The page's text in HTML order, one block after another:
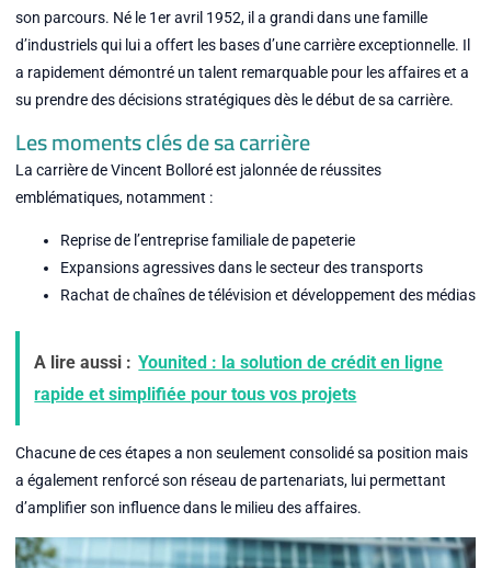
son parcours. Né le 1er avril 1952, il a grandi dans une famille
d’industriels qui lui a offert les bases d’une carrière exceptionnelle. Il
a rapidement démontré un talent remarquable pour les affaires et a
su prendre des décisions stratégiques dès le début de sa carrière.
Les moments clés de sa carrière
La carrière de Vincent Bolloré est jalonnée de réussites
emblématiques, notamment :
Reprise de l’entreprise familiale de papeterie
Expansions agressives dans le secteur des transports
Rachat de chaînes de télévision et développement des médias
A lire aussi : Younited : la solution de crédit en ligne
rapide et simplifiée pour tous vos projets
Chacune de ces étapes a non seulement consolidé sa position mais
a également renforcé son réseau de partenariats, lui permettant
d’amplifier son influence dans le milieu des affaires.